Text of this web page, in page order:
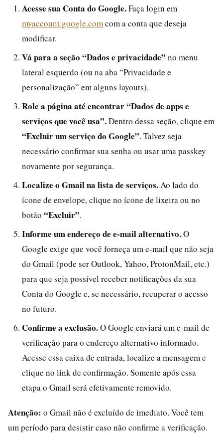
Acesse sua Conta do Google.Faça login em
myaccount.google.com com a conta que deseja
modificar.
Vá para a seção “Dados e privacidade” no menu
lateral esquerdo (ou na aba “Privacidade e
personalização” em alguns layouts).
Role a página até encontrar “Dados de apps e
serviços que você usa”.Dentro dessa seção, clique em
“Excluir um serviço do Google”. Talvez seja
necessário confirmar sua senha ou usar uma passkey
novamente por segurança.
Localize o Gmail na lista de serviços. Ao lado do
ícone de envelope, clique no ícone de lixeira ou no
botão “Excluir”.
Informe um endereço de e-mail alternativo.O
Google exige que você forneça um e-mail que não seja
do Gmail (pode ser Outlook, Yahoo, ProtonMail, etc.)
para que seja possível receber notificações da sua
Conta do Google e, se necessário, recuperar o acesso
no futuro.
Confirme a exclusão.O Google enviará um e-mail de
verificação para o endereço alternativo informado.
Acesse essa caixa de entrada, localize a mensagem e
clique no link de confirmação. Somente após essa
etapa o Gmail será efetivamente removido.
Atenção: o Gmail não é excluído de imediato. Você tem
um período para desistir caso não confirme a verificação.